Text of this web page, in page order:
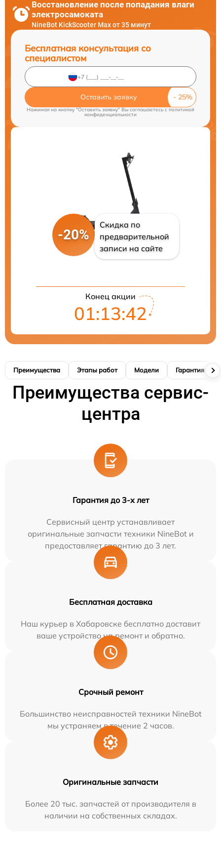
Восстановление после попадания влаги
электросамоката
NineBot KickScooter Max от 35 минут
Бесплатная консультация со
специалистом
Оставить заявку
Нажимая на кнопку "Оставить заявку" Вы соглашаетесь c политикой
конфиденциальности
-20%
Скидка по
предварительной
записи на сайте
Конец акции
01:13:41
Преимущества Этапы работ Модели Гарантия
Преимущества сервис-
центра
Гарантия до 3-х лет
Сервисный центр устанавливает
оригинальные запчасти техники NineBot и
предоставляет гарантию до 3 лет.
Бесплатная доставка
Наш курьер в Хабаровске бесплатно доставит
ваше устройство на ремонт и обратно.
Срочный ремонт
Большинство неисправностей техники NineBot
мы устраняем в течение 2 часов.
Оригинальные запчасти
Более 20 тыс. запчастей от производителя в
наличии на собственных складах.